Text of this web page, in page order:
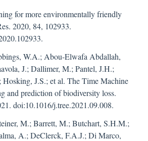
for more environmentally friendly
2020, 84, 102933.
W.A.; Abou-Elwafa Abdallah,
J.; Dallimer, M.; Pantel, J.H.;
Hosking, J.S.; et al. The Time Machine
and prediction of biodiversity loss.
doi:10.1016/j.tree.2021.09.008.
M.; Barrett, M.; Butchart, S.H.M.;
A.; DeClerck, F.A.J.; Di Marco,